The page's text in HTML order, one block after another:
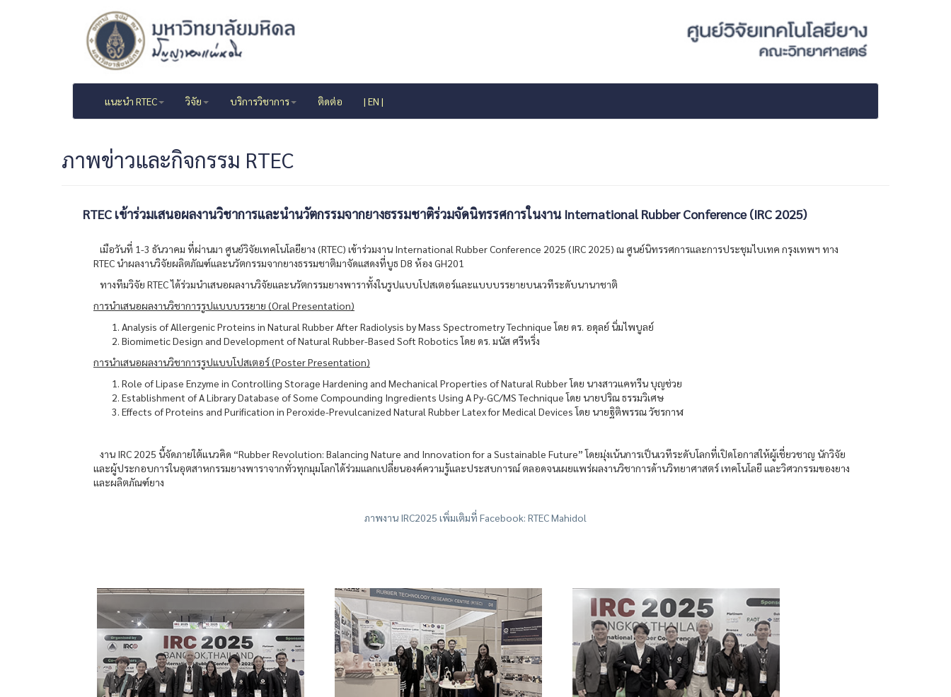
แนะนำ RTEC วิจัย บริการวิชาการ ติดต่อ | EN |
ภาพข่าวและกิจกรรม RTEC
RTEC เข้าร่วมเสนอผลงานวิชาการและนำนวัตกรรมจากยางธรรมชาติร่วมจัดนิทรรศการในงาน International Rubber Conference (IRC 2025)
เมือวันที่ 1-3 ธันวาคม ที่ผ่านมา ศูนย์วิจัยเทคโนโลยียาง (RTEC) เข้าร่วมงาน International Rubber Conference 2025 (IRC 2025) ณ ศูนย์นิทรรศการและการประชุมไบเทค กรุงเทพฯ ทาง
RTEC นำผลงานวิจัยผลิตภัณฑ์และนวัตกรรมจากยางธรรมชาติมาจัดแสดงที่บูธ D8 ห้อง GH201
ทางทีมวิจัย RTEC ได้ร่วมนำเสนอผลงานวิจัยและนวัตกรรมยางพาราทั้งในรูปแบบโปสเตอร์และแบบบรรยายบนเวทีระดับนานาชาติ
การนำเสนอผลงานวิชาการรูปแบบบรรยาย (Oral Presentation)
Analysis of Allergenic Proteins in Natural Rubber After Radiolysis by Mass Spectrometry Technique โดย ดร. อดุลย์ นิ่มไพบูลย์
Biomimetic Design and Development of Natural Rubber-Based Soft Robotics โดย ดร. มนัส ศรีหริ่ง
การนำเสนอผลงานวิชาการรูปแบบโปสเตอร์ (Poster Presentation)
Role of Lipase Enzyme in Controlling Storage Hardening and Mechanical Properties of Natural Rubber โดย นางสาวแคทรีน บุญช่วย
Establishment of A Library Database of Some Compounding Ingredients Using A Py-GC/MS Technique โดย นายปริณ ธรรมวิเศษ
Effects of Proteins and Purification in Peroxide-Prevulcanized Natural Rubber Latex for Medical Devices โดย นายฐิติพรรณ วัชรกาฬ
งาน IRC 2025 นี้จัดภายใต้แนวคิด “Rubber Revolution: Balancing Nature and Innovation for a Sustainable Future” โดยมุ่งเน้นการเป็นเวทีระดับโลกที่เปิดโอกาสให้ผู้เชี่ยวชาญ นักวิจัย
และผู้ประกอบการในอุตสาหกรรมยางพาราจากทั่วทุกมุมโลกได้ร่วมแลกเปลี่ยนองค์ความรู้และประสบการณ์ ตลอดจนเผยแพร่ผลงานวิชาการด้านวิทยาศาสตร์ เทคโนโลยี และวิศวกรรมของยาง
และผลิตภัณฑ์ยาง
ภาพงาน IRC2025 เพิ่มเติมที่ Facebook: RTEC Mahidol